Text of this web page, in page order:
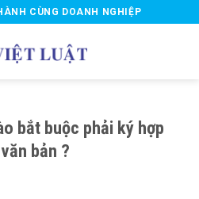
CÙNG DOANH NGHIỆP
bắt buộc phải ký hợp
bản ?